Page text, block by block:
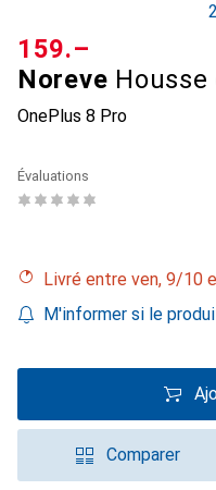
Noreve
OnePlus 8 Pro
CHF
159.–
Évaluations
Livré entre ven, 9/10
M'informer si le
Comparer